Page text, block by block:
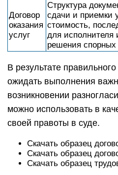
Договор
оказания
услуг
Структура
сдачи и приемки
стоимость,
для исполнителя
решения спорных
В результате
ожидать выполнения
возникновении
можно использовать в
своей правоты в суде.
Скачать образец
Скачать образец
Скачать образец